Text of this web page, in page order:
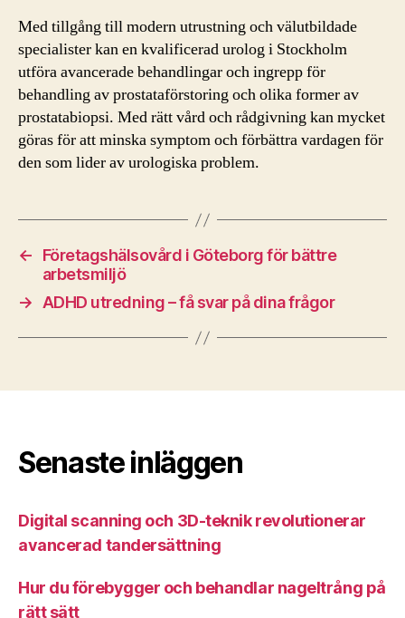
Med tillgång till modern utrustning och välutbildade
specialister kan en kvalificerad urolog i Stockholm
utföra avancerade behandlingar och ingrepp för
behandling av prostataförstoring och olika former av
prostatabiopsi. Med rätt vård och rådgivning kan mycket
göras för att minska symptom och förbättra vardagen för
den som lider av urologiska problem.
←
Företagshälsovård i Göteborg för bättre
arbetsmiljö
→
ADHD utredning – få svar på dina frågor
Senaste inläggen
Digital scanning och 3D-teknik revolutionerar
avancerad tandersättning
Hur du förebygger och behandlar nageltrång på
rätt sätt